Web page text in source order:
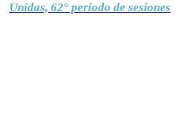
Unidas, 62° período de sesiones